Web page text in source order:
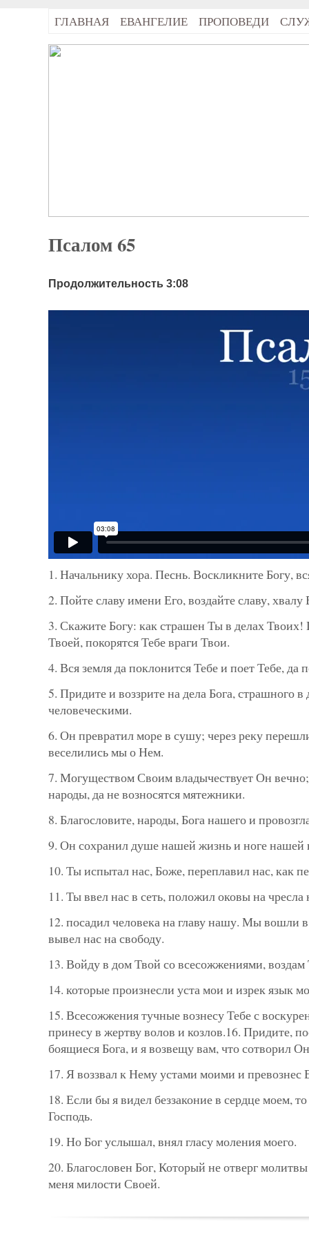
ГЛАВНАЯ ЕВАНГЕЛИЕ ПРОПОВЕДИ
Псалом 65
Продолжительность 3:08
1. Начальнику хора. Песнь. Воскликните Богу,
2. Пойте славу имени Его, воздайте славу, хвалу
3. Скажите Богу: как страшен Ты в делах
Твоей, покорятся Тебе враги Твои.
4. Вся земля да поклонится Тебе и поет Тебе, да
5. Придите и воззрите на дела Бога, страшного
человеческими.
6. Он превратил море в сушу; через реку
веселились мы о Нем.
7. Могуществом Своим владычествует Он вечно;
народы, да не возносятся мятежники.
8. Благословите, народы, Бога нашего и
9. Он сохранил душе нашей жизнь и ноге нашей
10. Ты испытал нас, Боже, переплавил нас, как
11. Ты ввел нас в сеть, положил оковы на
12. посадил человека на главу нашу. Мы вошли
вывел нас на свободу.
13. Войду в дом Твой со всесожжениями,
14. которые произнесли уста мои и изрек язык
15. Всесожжения тучные вознесу Тебе с
принесу в жертву волов и козлов.16. Придите,
боящиеся Бога, и я возвещу вам, что сотворил
17. Я воззвал к Нему устами моими и превознес
18. Если бы я видел беззаконие в сердце моем,
Господь.
19. Но Бог услышал, внял гласу моления моего.
20. Благословен Бог, Который не отверг
меня милости Своей.